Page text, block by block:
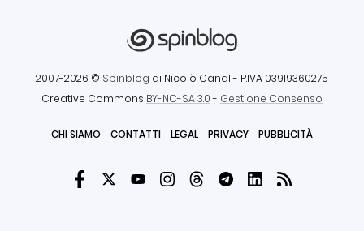
2007-2026 © Spinblog di Nicolò Canal - P.IVA 03919360275
Creative Commons BY-NC-SA 3.0- Gestione Consenso
CHI SIAMO CONTATTI LEGAL PRIVACY PUBBLICITÀ